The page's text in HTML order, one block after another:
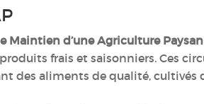
Maintien d’une Agriculture
frais et saisonniers. Ces
des aliments de qualité, cultivés